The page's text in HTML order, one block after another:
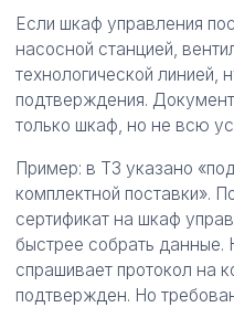
Если шкаф управления
насосной станцией,
технологической линией,
подтверждения.
только шкаф, но не всю
Пример: в ТЗ указано
комплектной поставки».
сертификат на шкаф
быстрее собрать данные.
спрашивает протокол на
подтвержден. Но